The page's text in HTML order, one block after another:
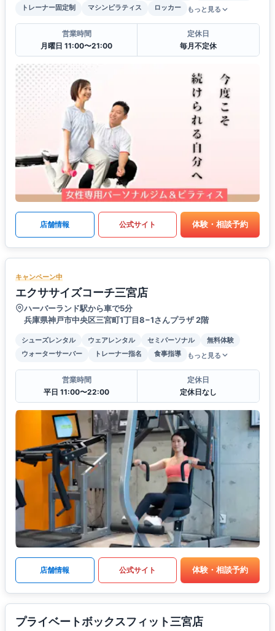
トレーナー固定制
マシンピラティス ロッカー もっと見る
営業時間
月曜日 11:00〜21:00
定休日
毎月不定休
店舗情報 公式サイト 体験・相談予約
キャンペーン中
エクササイズコーチ三宮店
ハーバーランド駅から車で5分
兵庫県神戸市中央区三宮町1丁目8−1さんプラザ 2階
シューズレンタル ウェアレンタル セミパーソナル
無料体験
ウォーターサーバー
トレーナー指名 食事指導 もっと見る
営業時間
平日 11:00〜22:00
定休日
定休日なし
店舗情報 公式サイト 体験・相談予約
プライベートボックスフィット三宮店